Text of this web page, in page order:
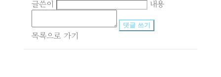
글쓴이
내용
댓글 쓰기
목록으로 가기